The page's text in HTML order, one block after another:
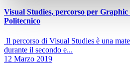
Visual Studies, percorso per
Politecnico
Il percorso di Visual Studies è una
durante il secondo e...
12 Marzo 2019